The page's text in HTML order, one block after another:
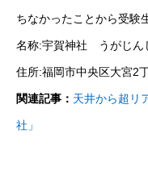
ちなかったことから受験
名称:宇賀神社 うがじん
住所:福岡市中央区大宮2
関連記事： 天井から超リ
社」